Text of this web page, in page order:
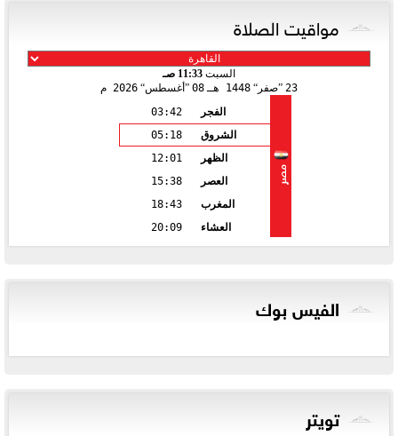
مواقيت الصلاة
السبت 11:33 صـ
23 صفر 1448 هـ 08 أغسطس 2026 م
مصر
الفجر
03:42
الشروق
05:18
الظهر
12:01
العصر
15:38
المغرب
18:43
العشاء
20:09
الفيس بوك
تويتر